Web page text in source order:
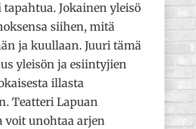
Jokainen yleisö
siihen, mitä
ja kuullaan. Juuri tämä
yleisön ja esiintyjien
illasta
Teatteri Lapuan
unohtaa arjen